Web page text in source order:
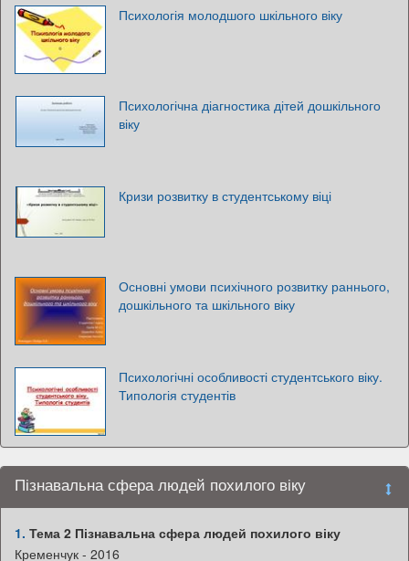
Психологія молодшого шкільного віку
Психологічна діагностика дітей дошкільного
віку
Кризи розвитку в студентському віці
Основні умови психічного розвитку раннього,
дошкільного та шкільного віку
Психологічні особливості студентського віку.
Типологія студентів
Пізнавальна сфера людей похилого віку
1. Тема 2 Пізнавальна сфера людей похилого віку
Кременчук - 2016